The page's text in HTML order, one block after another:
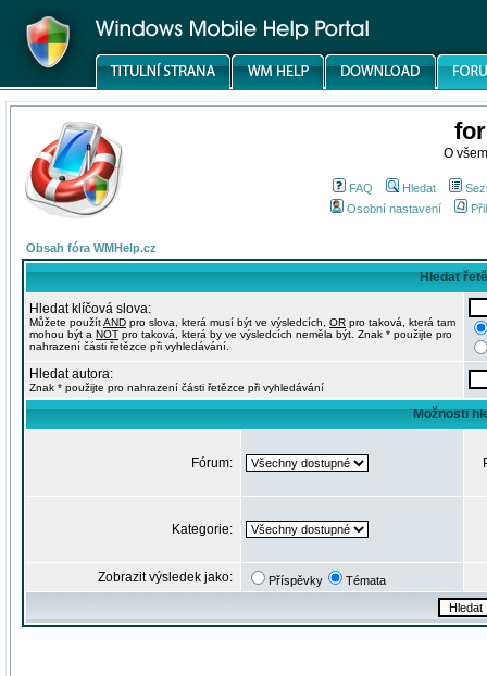
O
FAQ Hledat
Osobní nastavení
Obsah fóra WMHelp.cz
Hledat
Hledat klíčová slova:
Můžete použítAND pro slova, která musí být ve výsledcích, OR pro taková, která tam
mohou být a NOT pro taková, která by ve výsledcích neměla být. Znak * použijte pro
nahrazení části řetězce při vyhledávání.
Hledat autora:
Znak * použijte pro nahrazení části řetězce při vyhledávání
Možnosti
Fórum:
Kategorie:
Zobrazit výsledek jako: Příspěvky Témata